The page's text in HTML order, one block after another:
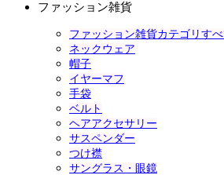
ファッション雑貨
ファッション雑貨カテゴリす
ネックウェア
帽子
イヤーマフ
手袋
ベルト
ヘアアクセサリー
サスペンダー
つけ襟
サングラス・眼鏡